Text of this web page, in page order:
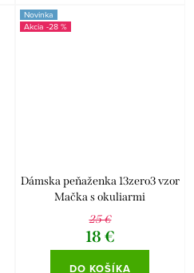
Novinka
-28 %
Dámska peňaženka 13zero3 vzor
Mačka s okuliarmi
25 €
18 €
DO KOŠÍKA